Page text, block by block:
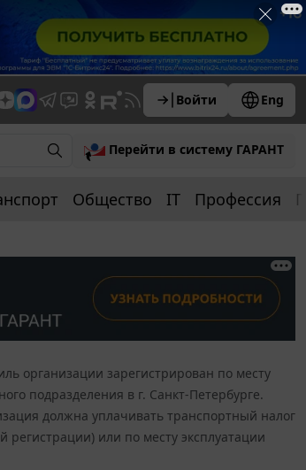
Войти Eng
Перейти в систему ГАРАНТ
Общество IT Профессия
организации зарегистрирован по месту
подразделения в г. Санкт-Петербурге.
должна уплачивать транспортный налог
регистрации) или по месту эксплуатации